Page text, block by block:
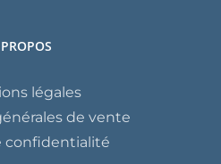
légales
de vente
confidentialité